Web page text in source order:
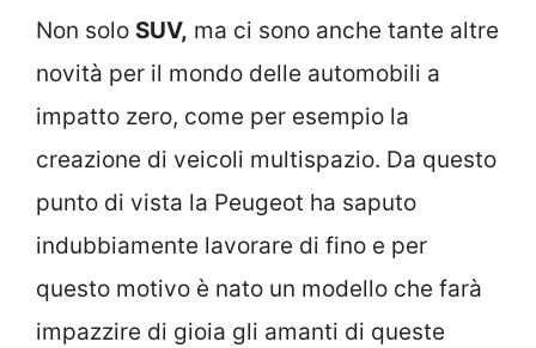
Non solo SUV, ma ci sono anche tante altre
novità per il mondo delle automobili a
impatto zero, come per esempio la
creazione di veicoli multispazio. Da questo
punto di vista la Peugeot ha saputo
indubbiamente lavorare di fino e per
questo motivo è nato un modello che farà
impazzire di gioia gli amanti di queste